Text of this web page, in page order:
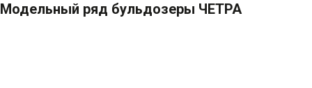
Модельный ряд бульдозеры ЧЕТРА